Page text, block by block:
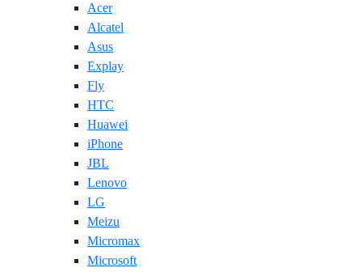
Acer
Alcatel
Asus
Explay
Fly
HTC
Huawei
iPhone
JBL
Lenovo
LG
Meizu
Micromax
Microsoft